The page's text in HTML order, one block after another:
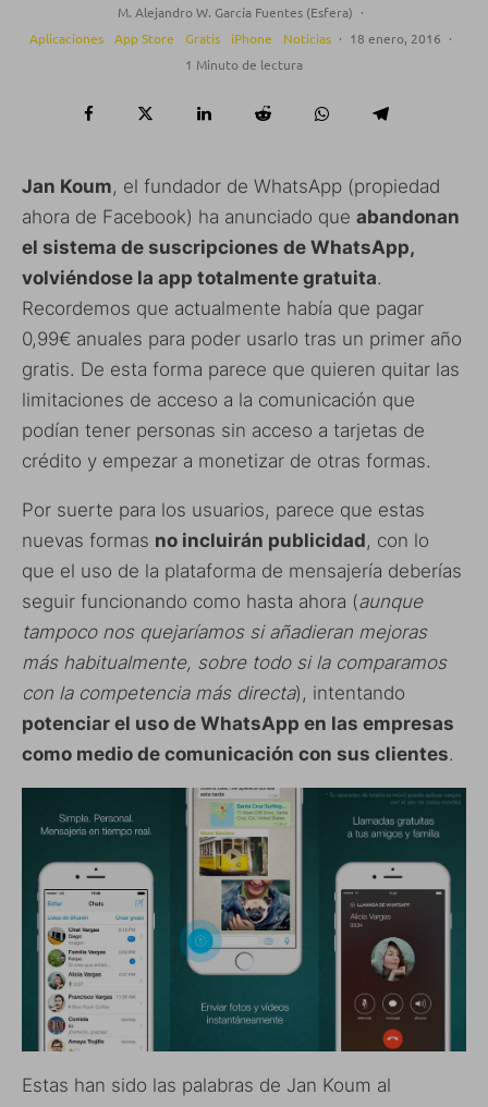
M. Alejandro W. García Fuentes (Esfera) ·
Aplicaciones
App Store Gratis iPhone Noticias · 18 enero, 2016 ·
1 Minuto de lectura
Jan Koum, el fundador de WhatsApp (propiedad
ahora de Facebook) ha anunciado que abandonan
el sistema de suscripciones de WhatsApp,
volviéndose la app totalmente gratuita.
Recordemos que actualmente había que pagar
0,99€ anuales para poder usarlo tras un primer año
gratis. De esta forma parece que quieren quitar las
limitaciones de acceso a la comunicación que
podían tener personas sin acceso a tarjetas de
crédito y empezar a monetizar de otras formas.
Por suerte para los usuarios, parece que estas
nuevas formas no incluirán publicidad, con lo
que el uso de la plataforma de mensajería deberías
seguir funcionando como hasta ahora (aunque
tampoco nos quejaríamos si añadieran mejoras
más habitualmente, sobre todo si la comparamos
con la competencia más directa), intentando
potenciar el uso de WhatsApp en las empresas
como medio de comunicación con sus clientes.
Estas han sido las palabras de Jan Koum al